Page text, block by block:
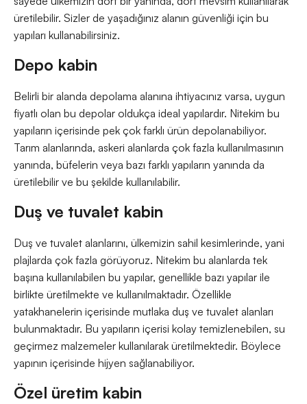
üretilebilir. Sizler de yaşadığınız alanın güvenliği için bu
yapıları kullanabilirsiniz.
Depo kabin
Belirli bir alanda depolama alanına ihtiyacınız varsa, uygun
fiyatlı olan bu depolar oldukça ideal yapılardır. Nitekim bu
yapıların içerisinde pek çok farklı ürün depolanabiliyor.
Tarım alanlarında, askeri alanlarda çok fazla kullanılmasının
yanında, büfelerin veya bazı farklı yapıların yanında da
üretilebilir ve bu şekilde kullanılabilir.
Duş ve tuvalet kabin
Duş ve tuvalet alanlarını, ülkemizin sahil kesimlerinde, yani
plajlarda çok fazla görüyoruz. Nitekim bu alanlarda tek
başına kullanılabilen bu yapılar, genellikle bazı yapılar ile
birlikte üretilmekte ve kullanılmaktadır. Özellikle
yatakhanelerin içerisinde mutlaka duş ve tuvalet alanları
bulunmaktadır. Bu yapıların içerisi kolay temizlenebilen, su
geçirmez malzemeler kullanılarak üretilmektedir. Böylece
yapının içerisinde hijyen sağlanabiliyor.
Özel üretim kabin